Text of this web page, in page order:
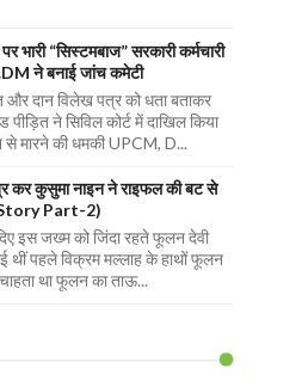
भारी “सिस्टमबाज” सरकारी कर्मचारी
ने बनाई जांच कमेटी
और दान विलेख पत्र को धता बताकर
पीड़ित ने सिविल कोर्ट में दाखिल किया
से मारने की धमकी UPCM, D...
कर कुसुमा नाइन ने राइफल की बट से
(Story Part-2)
इस जख्म को जिंदा रहते फूलन देवी
थीं पहले विक्रम मल्लाह के हाथों फूलन
था फूलन का ताऊ...